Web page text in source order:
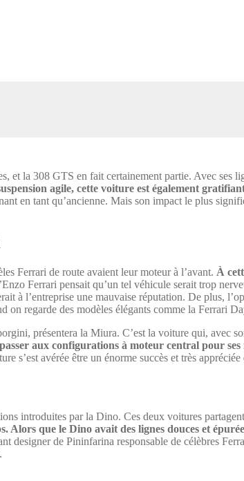
la 308 GTS en fait certainement partie. Avec ses
agile, cette voiture est également
en tant qu’ancienne. Mais son impact le plus
Ferrari de route avaient leur moteur à l’avant. À
Ferrari pensait qu’un tel véhicule serait trop
à l’entreprise une mauvaise réputation. De plus,
on regarde des modèles élégants comme la Ferrari
présentera la Miura. C’est la voiture qui, avec
aux configurations à moteur central pour ses
s’est avérée être un énorme succès et très
introduites par la Dino. Ces deux voitures
que le Dino avait des lignes douces et
designer de Pininfarina responsable de célèbres